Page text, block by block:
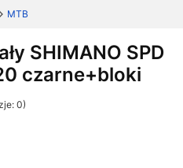
MTB
SHIMANO SPD
czarne+bloki
0)